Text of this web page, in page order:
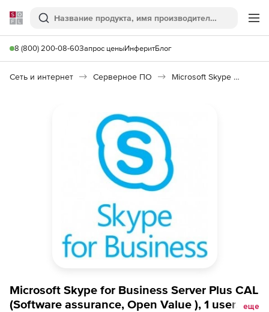
Softline
Поиск
8 (800) 200-08-60Запрос ценыИнферитБлог
Сеть и интернет Серверное ПО Microsoft Skype for Business CAL
Microsoft Skype for Business Server Plus CAL
(Software assurance, Open Value ), 1 user
еще